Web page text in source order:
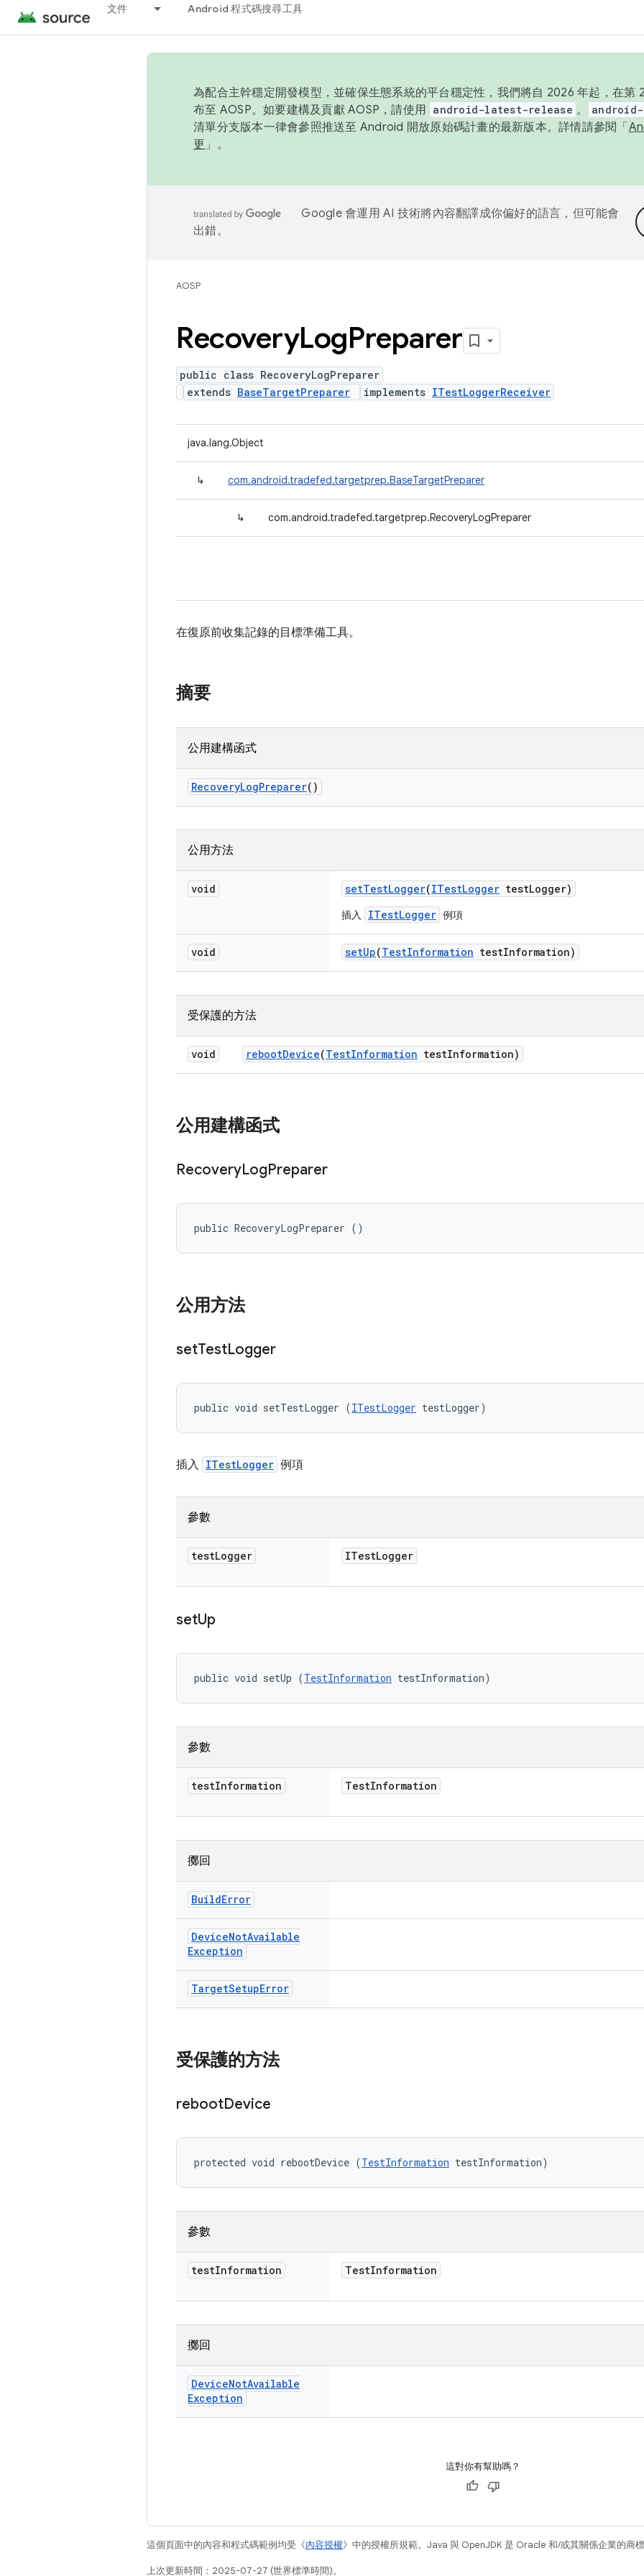
文件 Android 程式碼搜尋工具
為配合主幹穩定開發模型，並確保生態系統的平台穩定性，我們將自 2026 年起，在第
布至 AOSP。如要建構及貢獻 AOSP，請使用 android-latest-release 。
清單分支版本一律會參照推送至 Android 開放原始碼計畫的最新版本。詳情請參閱「
更 」。
Google 會運用 AI 技術將內容翻譯成你偏好的語言，但可能會
出錯。
AOSP
RecoveryLogPreparer
public class RecoveryLogPreparer
extends BaseTargetPreparer implements ITestLoggerReceiver
java.lang.Object
↳ com.android.tradefed.targetprep.BaseTargetPreparer
↳ com.android.tradefed.targetprep.RecoveryLogPreparer
在復原前收集記錄的目標準備工具。
摘要
公用建構函式
RecoveryLogPreparer()
公用方法
void setTestLogger(ITestLogger testLogger)
插入 ITestLogger 例項
void setUp(TestInformation testInformation)
受保護的方法
void rebootDevice(TestInformation testInformation)
公用建構函式
RecoveryLogPreparer
public RecoveryLogPreparer ()
公用方法
setTestLogger
public void setTestLogger (ITestLogger testLogger)
插入 ITestLogger 例項
參數
testLogger ITestLogger
setUp
public void setUp (TestInformation testInformation)
參數
testInformation TestInformation
擲回
BuildError
DeviceNotAvailable
Exception
TargetSetupError
受保護的方法
rebootDevice
protected void rebootDevice (TestInformation testInformation)
參數
testInformation TestInformation
擲回
DeviceNotAvailable
Exception
這對你有幫助嗎？
這個頁面中的內容和程式碼範例均受《內容授權》中的授權所規範。Java 與 OpenJDK 是 Oracle 和/或其關係企業的商標
上次更新時間：2025-07-27 (世界標準時間)。